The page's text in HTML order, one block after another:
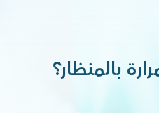
بالمنظار؟